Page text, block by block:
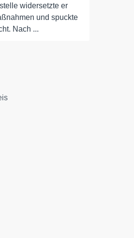
widersetzte er
und spuckte
Nach ...